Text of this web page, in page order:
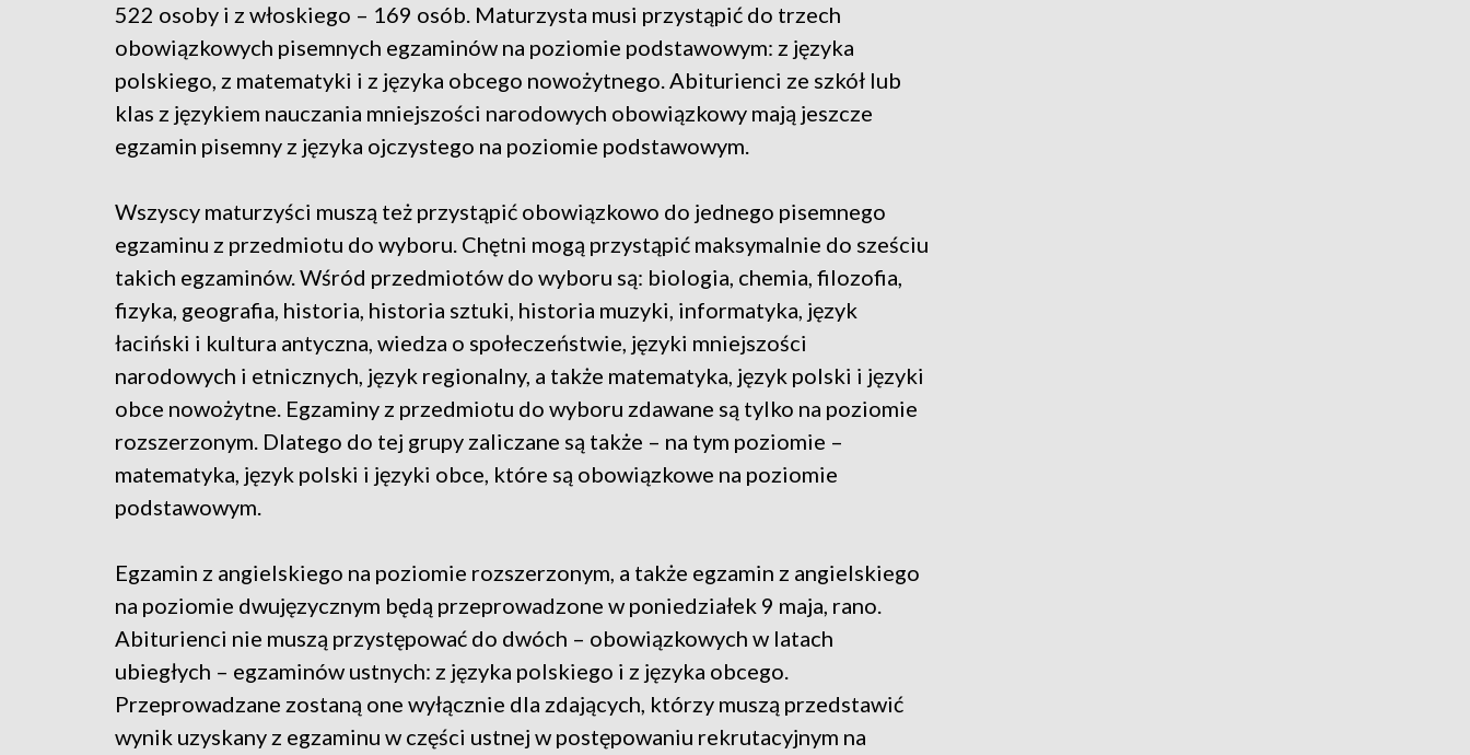
522 osoby i z włoskiego – 169 osób. Maturzysta musi przystąpić do trzech
obowiązkowych pisemnych egzaminów na poziomie podstawowym: z języka
polskiego, z matematyki i z języka obcego nowożytnego. Abiturienci ze szkół lub
klas z językiem nauczania mniejszości narodowych obowiązkowy mają jeszcze
egzamin pisemny z języka ojczystego na poziomie podstawowym.
Wszyscy maturzyści muszą też przystąpić obowiązkowo do jednego pisemnego
egzaminu z przedmiotu do wyboru. Chętni mogą przystąpić maksymalnie do sześciu
takich egzaminów. Wśród przedmiotów do wyboru są: biologia, chemia, filozofia,
fizyka, geografia, historia, historia sztuki, historia muzyki, informatyka, język
łaciński i kultura antyczna, wiedza o społeczeństwie, języki mniejszości
narodowych i etnicznych, język regionalny, a także matematyka, język polski i języki
obce nowożytne. Egzaminy z przedmiotu do wyboru zdawane są tylko na poziomie
rozszerzonym. Dlatego do tej grupy zaliczane są także – na tym poziomie –
matematyka, język polski i języki obce, które są obowiązkowe na poziomie
podstawowym.
Egzamin z angielskiego na poziomie rozszerzonym, a także egzamin z angielskiego
na poziomie dwujęzycznym będą przeprowadzone w poniedziałek 9 maja, rano.
Abiturienci nie muszą przystępować do dwóch – obowiązkowych w latach
ubiegłych – egzaminów ustnych: z języka polskiego i z języka obcego.
Przeprowadzane zostaną one wyłącznie dla zdających, którzy muszą przedstawić
wynik uzyskany z egzaminu w części ustnej w postępowaniu rekrutacyjnym na